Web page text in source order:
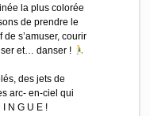
la plus colorée
de prendre le
s’amuser, courir
et… danser !
des jets de
arc- en-ciel qui
N G U E !